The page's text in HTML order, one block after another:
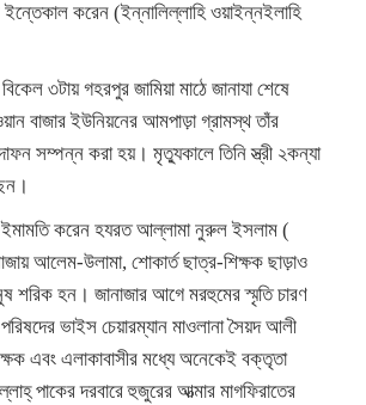
ইন্তেকাল করেন (ইন্নালিল্লাহি ওয়াইন্নইলাহি
৩টায় গহরপুর জামিয়া মাঠে জানাযা শেষে
বাজার ইউনিয়নের আমপাড়া গ্রামস্থ তাঁর
সম্পন্ন করা হয়। মৃত্যুকালে তিনি স্ত্রী ২কন্যা
ইমামতি করেন হযরত আল্লামা নুরুল ইসলাম (
আলেম-উলামা, শোকার্ত ছাত্র-শিক্ষক ছাড়াও
শরিক হন। জানাজার আগে মরহুমের স্মৃতি চারণ
ভাইস চেয়ারম্যান মাওলানা সৈয়দ আলী
এবং এলাকাবাসীর মধ্যে অনেকেই বক্তৃতা
পাকের দরবারে হুজুরের আত্মার মাগফিরাতের